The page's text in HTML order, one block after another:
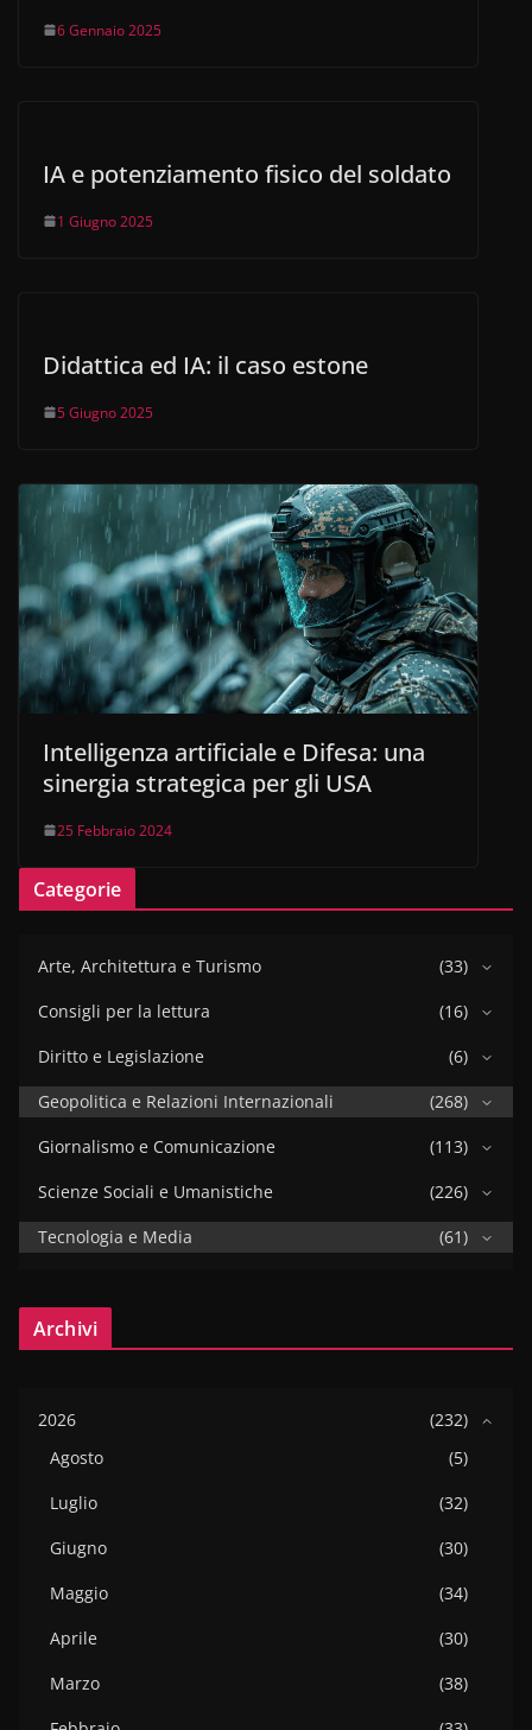
6 Gennaio 2025
IA e potenziamento fisico del soldato
1 Giugno 2025
Didattica ed IA: il caso estone
5 Giugno 2025
Intelligenza artificiale e Difesa: una
sinergia strategica per gli USA
25 Febbraio 2024
Categorie
Arte, Architettura e Turismo
(33)
Consigli per la lettura
(16)
Diritto e Legislazione
(6)
Geopolitica e Relazioni Internazionali
(268)
Giornalismo e Comunicazione
(113)
Scienze Sociali e Umanistiche
(226)
Tecnologia e Media
(61)
Archivi
2026
(232)
Agosto
(5)
Luglio
(32)
Giugno
(30)
Maggio
(34)
Aprile
(30)
Marzo
(38)